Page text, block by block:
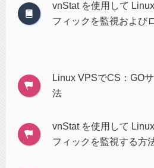
vnStat を使用して
フィックを監視および
Linux VPSでCS：GO
法
vnStat を使用して
フィックを監視する方